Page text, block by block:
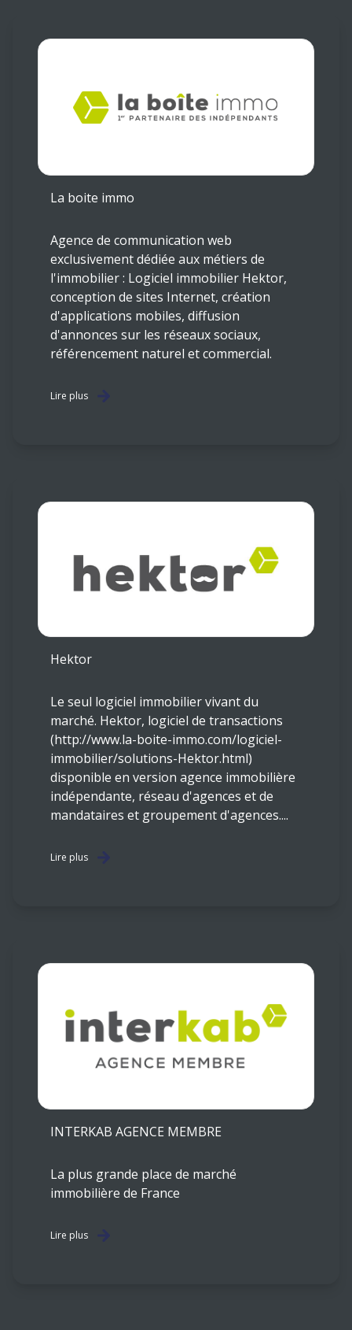
DE
ASSURANCE
EMPRUNTEUR
PRODUITS
La boite immo
Agence de communication web
exclusivement dédiée aux métiers de
l'immobilier : Logiciel immobilier Hektor,
conception de sites Internet, création
d'applications mobiles, diffusion
d'annonces sur les réseaux sociaux,
référencement naturel et commercial.
Lire plus
Hektor
Le seul logiciel immobilier vivant du
marché. Hektor, logiciel de transactions
(http://www.la-boite-immo.com/logiciel-
immobilier/solutions-Hektor.html)
disponible en version agence immobilière
indépendante, réseau d'agences et de
mandataires et groupement d'agences....
Lire plus
INTERKAB AGENCE MEMBRE
La plus grande place de marché
immobilière de France
Lire plus